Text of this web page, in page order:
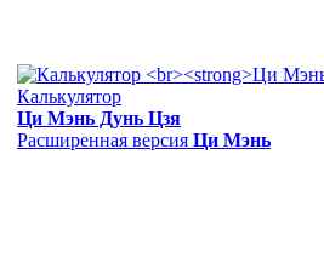
Калькулятор
Ци Мэнь Дунь Цзя
Расширенная версия Ци Мэнь